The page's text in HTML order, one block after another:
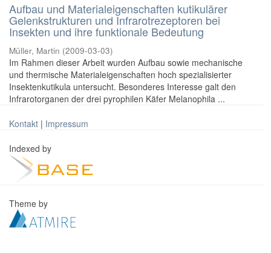
Aufbau und Materialeigenschaften kutikulärer
Gelenkstrukturen und Infrarotrezeptoren bei
Insekten und ihre funktionale Bedeutung
Müller, Martin (2009-03-03)
Im Rahmen dieser Arbeit wurden Aufbau sowie mechanische
und thermische Materialeigenschaften hoch spezialisierter
Insektenkutikula untersucht. Besonderes Interesse galt den
Infrarotorganen der drei pyrophilen Käfer Melanophila ...
Kontakt | Impressum
Indexed by
Theme by